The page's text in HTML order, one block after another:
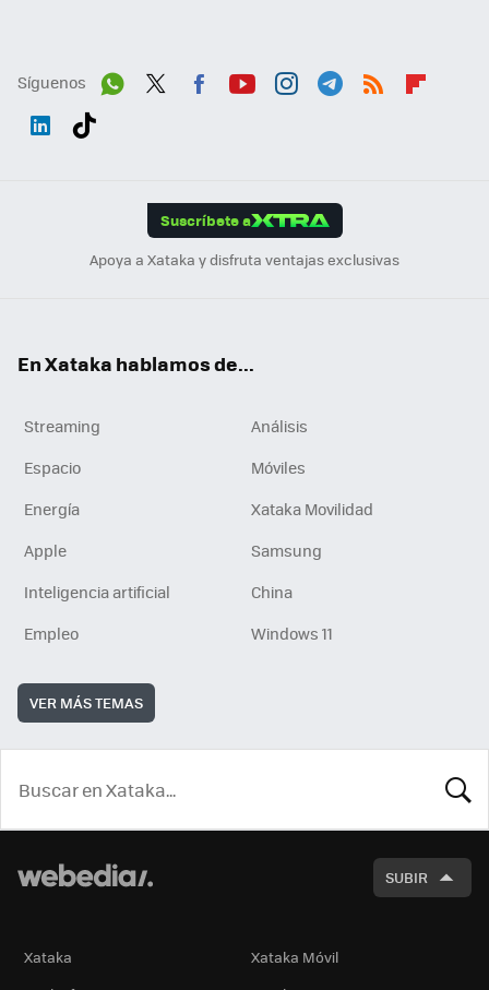
Síguenos
Suscríbete a
Apoya a Xataka y disfruta ventajas exclusivas
En Xataka hablamos de...
Streaming
Análisis
Espacio
Móviles
Energía
Xataka Movilidad
Apple
Samsung
Inteligencia artificial
China
Empleo
Windows 11
VER MÁS TEMAS
SUBIR
Xataka
Xataka Móvil